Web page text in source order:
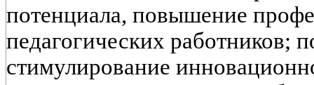
потенциала, повышение
педагогических работников;
стимулирование